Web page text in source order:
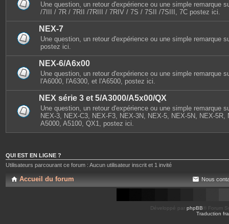
Une question, un retour d'expérience ou une simple remarque
/7III / 7R / 7RII /7RIII / 7RIV / 7S / 7SII /7SIII, 7C postez ici.
NEX-7
Une question, un retour d'expérience ou une simple remarque
postez ici.
NEX-6/A6x00
Une question, un retour d'expérience ou une simple remarque
l'A6000, l'A6300, et l'A6500, postez ici.
NEX série 3 et 5/A3000/A5x00/QX
Une question, un retour d'expérience ou une simple remarque
NEX-3, NEX-C3, NEX-F3, NEX-3N, NEX-5, NEX-5N, NEX-5R,
A5000, A5100, QX1, postez ici.
QUI EST EN LIGNE ?
Utilisateurs parcourant ce forum : Aucun utilisateur inscrit et 1 invité
Accueil du forum Nous
Développé par phpBB ® Forum
Traduction